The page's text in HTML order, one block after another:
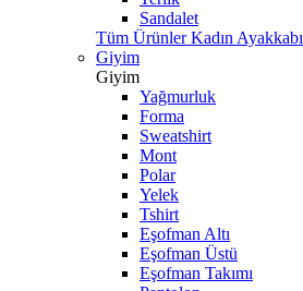
Sandalet
Tüm Ürünler Kadın Ayakkabı
Giyim
Giyim
Yağmurluk
Forma
Sweatshirt
Mont
Polar
Yelek
Tshirt
Eşofman Altı
Eşofman Üstü
Eşofman Takımı